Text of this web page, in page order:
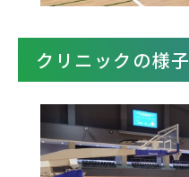
クリニックの様子